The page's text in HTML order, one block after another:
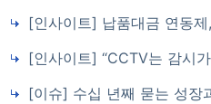
[인사이트] 납품대금 연동제, 도입 9개월…
[인사이트] “CCTV는 감시가 아니라 생명
[이슈] 수십 년째 묻는 성장